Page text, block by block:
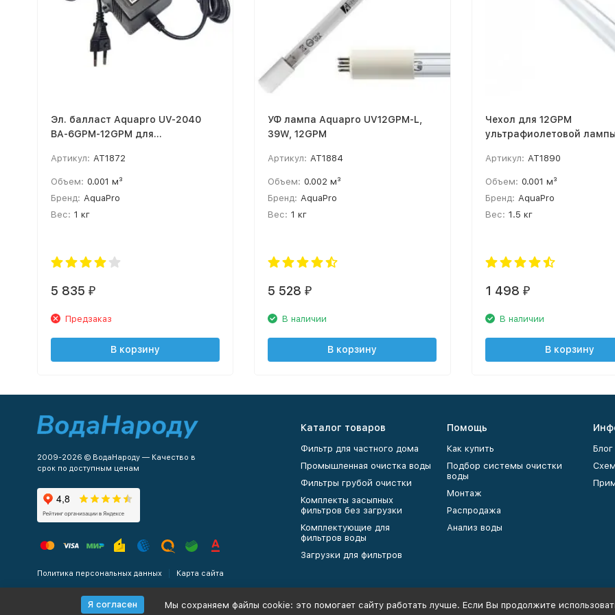
Эл. балласт Aquapro UV-2040
BA-6GPM-12GPM для
Артикул: AT1872
Объем: 0.001 м³
Бренд: AquaPro
Вес: 1 кг
5 835 ₽
Предзаказ
В корзину
УФ лампа Aquapro UV12GPM-L,
39W, 12GPM
Артикул: AT1884
Объем: 0.002 м³
Бренд: AquaPro
Вес: 1 кг
5 528 ₽
В наличии
В корзину
Чехол для 12GPM
ультрафиолетовой
Артикул: AT1890
Объем: 0.001 м³
Бренд: AquaPro
Вес: 1.5 кг
1 498 ₽
В наличии
В корзину
2009-2026 © ВодаНароду — Качество в
срок по доступным ценам
Политика персональных данных Карта сайта
Каталог товаров
Фильтр для частного дома
Промышленная очистка воды
Фильтры грубой очистки
Комплекты засыпных
фильтров без загрузки
Комплектующие для
фильтров воды
Загрузки для фильтров
Помощь
Как купить
Подбор системы очистки
воды
Монтаж
Распродажа
Анализ воды
Я согласен Мы сохраняем файлы cookie: это помогает сайту работать лучше. Если Вы продолжите